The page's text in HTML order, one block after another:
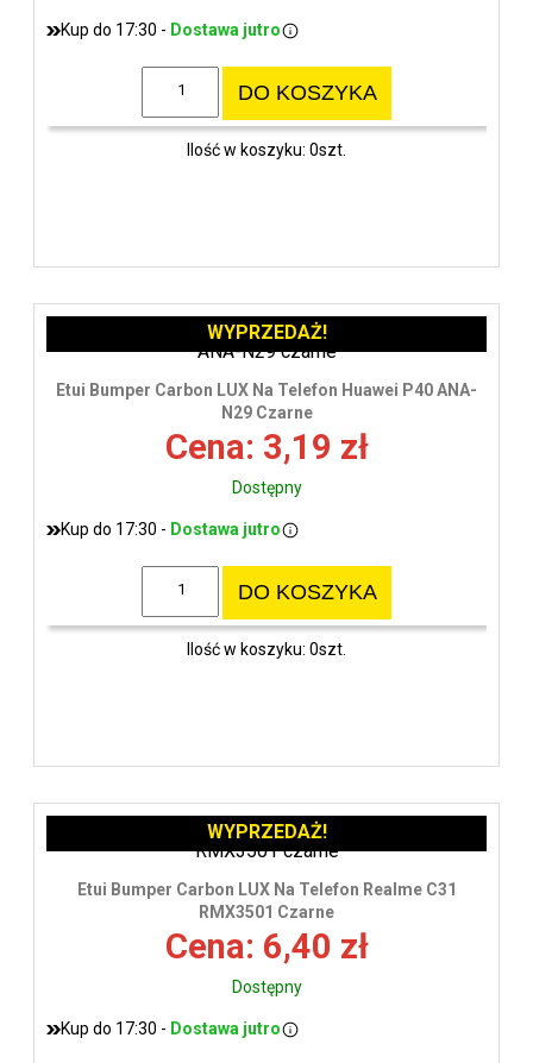
Kup do 17:30 - Dostawa jutro
DO KOSZYKA
Ilość w koszyku: 0szt.
Etui Bumper Carbon LUX Na Telefon Huawei P40 ANA-
N29 Czarne
Cena: 3,19 zł
Dostępny
Kup do 17:30 - Dostawa jutro
DO KOSZYKA
Ilość w koszyku: 0szt.
WYPRZEDAŻ!
Etui Bumper Carbon LUX Na Telefon Realme C31
RMX3501 Czarne
Cena: 6,40 zł
Dostępny
Kup do 17:30 - Dostawa jutro
WYPRZEDAŻ!